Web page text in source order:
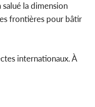
la dimension
frontières pour bâtir
internationaux. À